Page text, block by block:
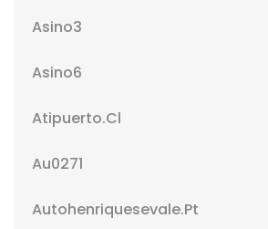
Asino3
Asino6
Atipuerto.cl
Au0271
Autohenriquesevale.pt